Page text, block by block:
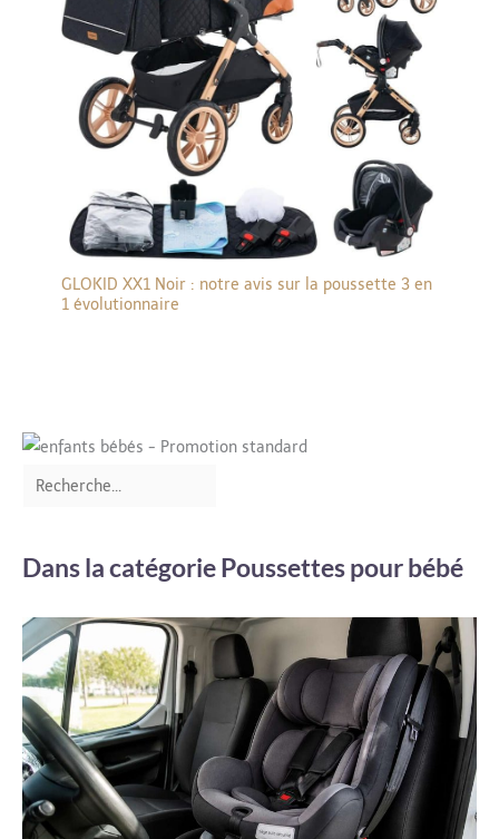
GLOKID XX1 Noir : notre avis sur la poussette 3 en
1 évolutionnaire
Dans la catégorie Poussettes pour bébé